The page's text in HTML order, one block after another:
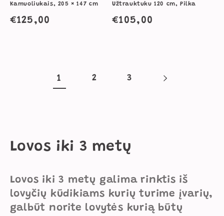
Kamuoliukais, 205 × 147 cm
Įprasta
€125,00
Užtrauktuku 120 cm, Pilka
Įprasta
€105,00
1 2 3
K
l
e
Lovos iki 3 metų
Lovos iki 3 metų galima rinktis iš
lovyčių kūdikiams kurių turime įvarių,
galbūt norite lovytės kurią būtų